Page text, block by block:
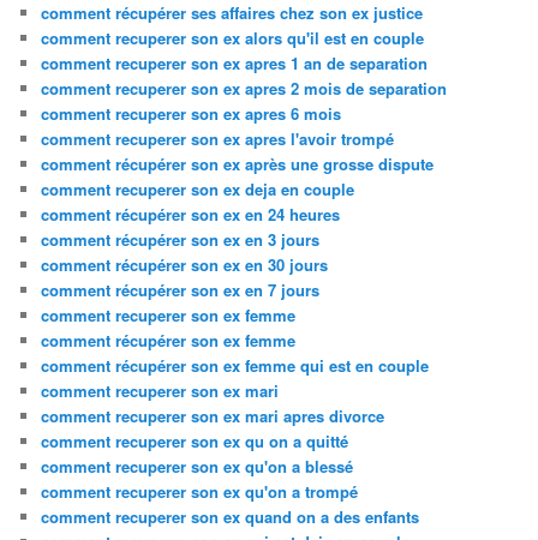
comment récupérer ses affaires chez son ex justice
comment recuperer son ex alors qu'il est en couple
comment recuperer son ex apres 1 an de separation
comment recuperer son ex apres 2 mois de separation
comment recuperer son ex apres 6 mois
comment recuperer son ex apres l'avoir trompé
comment récupérer son ex après une grosse dispute
comment recuperer son ex deja en couple
comment récupérer son ex en 24 heures
comment récupérer son ex en 3 jours
comment récupérer son ex en 30 jours
comment récupérer son ex en 7 jours
comment recuperer son ex femme
comment récupérer son ex femme
comment récupérer son ex femme qui est en couple
comment recuperer son ex mari
comment recuperer son ex mari apres divorce
comment recuperer son ex qu on a quitté
comment recuperer son ex qu'on a blessé
comment recuperer son ex qu'on a trompé
comment recuperer son ex quand on a des enfants